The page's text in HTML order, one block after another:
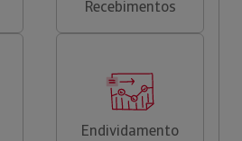
Recebimentos
Endividamento